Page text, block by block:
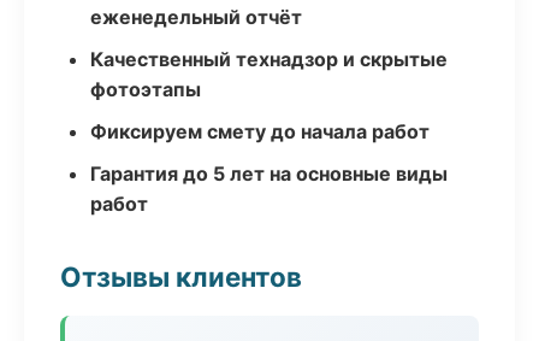
еженедельный отчёт
Качественный технадзор и скрытые
фотоэтапы
Фиксируем смету до начала работ
Гарантия до 5 лет на основные виды
работ
Отзывы клиентов